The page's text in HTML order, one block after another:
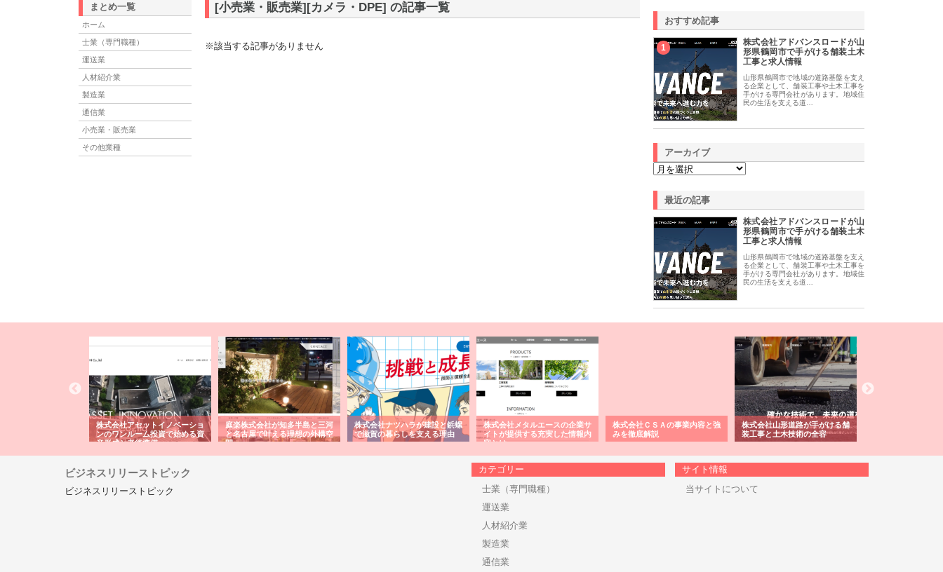
まとめ一覧
ホーム
士業（専門職種）
運送業
人材紹介業
製造業
通信業
小売業・販売業
その他業種
[小売業・販売業][カメラ・DPE] の記事一覧
※該当する記事がありません
おすすめ記事
1
株式会社アドバンスロードが山
形県鶴岡市で手がける舗装土木
工事と求人情報
山形県鶴岡市で地域の道路基盤を支え
る企業として、舗装工事や土木工事を
手がける専門会社があります。地域住
民の生活を支える道…
アーカイブ
最近の記事
株式会社アドバンスロードが山
形県鶴岡市で手がける舗装土木
工事と求人情報
山形県鶴岡市で地域の道路基盤を支え
る企業として、舗装工事や土木工事を
手がける専門会社があります。地域住
民の生活を支える道…
株式会社アセットイノベーショ
ンのワンルーム投資で始める資
産形成と老後準備
庭楽株式会社が知多半島と三河
と名古屋で叶える理想の外構空
間
株式会社ナツハラが建設と鋲螺
で滋賀の暮らしを支える理由
株式会社メタルエースの企業サ
イトが提供する充実した情報内
容とは
株式会社ＣＳＡの事業内容と強
みを徹底解説
株式会社山形道路が手がける舗
装工事と土木技術の全容
ビジネスリリーストピック
ビジネスリリーストピック
カテゴリー
士業（専門職種）
運送業
人材紹介業
製造業
通信業
サイト情報
当サイトについて